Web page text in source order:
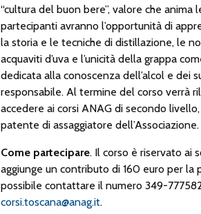
“cultura del buon bere”, valore che
partecipanti avranno l’opportunità di
la storia e le tecniche di distillazione, le
acquaviti d’uva e l’unicità della grappa
dedicata alla conoscenza dell’alcol e dei
responsabile. Al termine del corso verrà
accedere ai corsi ANAG di secondo
patente di assaggiatore dell’Associazione.
Come partecipare. Il corso è riservato ai
aggiunge un contributo di 160 euro per la
possibile contattare il numero 349-
corsi.toscana@anag.it.